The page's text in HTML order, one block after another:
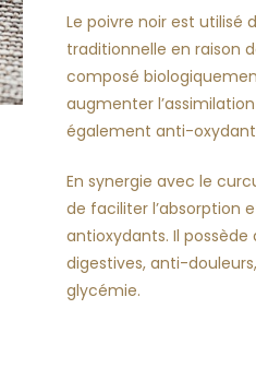
Le poivre noir est utilisé
traditionnelle en raison
composé
augmenter
également anti-
En synergie avec le
de faciliter l’absorption
antioxydants. Il
digestives, anti-
glycémie.